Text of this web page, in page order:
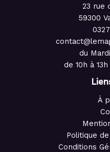
23 rue
59300
du
de 10h à
À
Politique
Conditions